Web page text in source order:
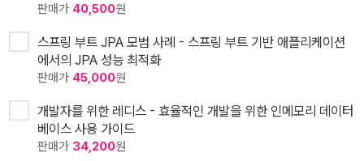
판매가 40,500원
스프링 부트 JPA 모범 사례 - 스프링 부트 기반 애플리케이션
에서의 JPA 성능 최적화
판매가 45,000원
개발자를 위한 레디스 - 효율적인 개발을 위한 인메모리 데이터
베이스 사용 가이드
판매가 34,200원